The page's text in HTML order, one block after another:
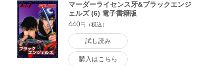
マーダーライセンス牙&ブラックエンジ
ェルズ (6) 電子書籍版
440円（税込）
試し読み
購入はこちら